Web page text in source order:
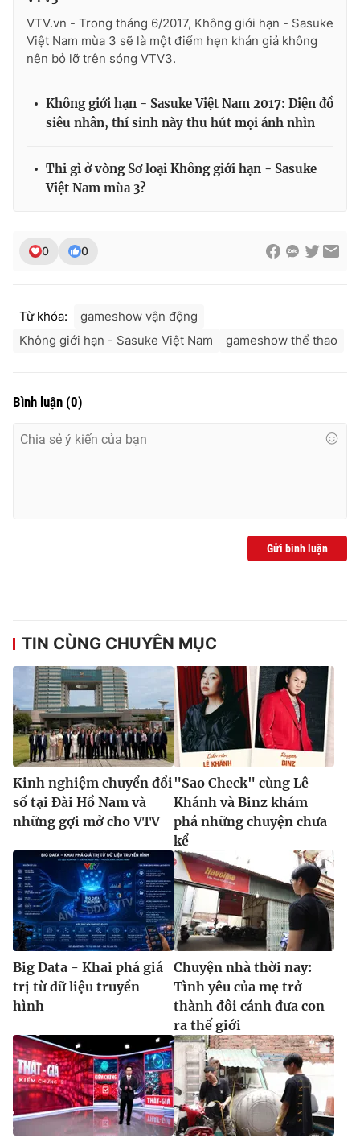
Ðiện thoại Thời báo VTV:
Email:toasoan@vtv.vn
Liên hệ quảng cáo:024-7300.7108
thông tin từ website này.
VTV.vn - Trong tháng 6/2017, Không giới hạn - Sasuke
Việt Nam mùa 3 sẽ là một điểm hẹn khán giả không
nên bỏ lỡ trên sóng VTV3.
Không giới hạn - Sasuke Việt Nam 2017: Diện đồ
siêu nhân, thí sinh này thu hút mọi ánh nhìn
Thi gì ở vòng Sơ loại Không giới hạn - Sasuke
Việt Nam mùa 3?
0 0
Từ khóa:
gameshow vận động
Không giới hạn - Sasuke Việt Nam
gameshow thể thao
Bình luận (0)
Gửi bình luận
TIN CÙNG CHUYÊN MỤC
Kinh nghiệm chuyển đổi
số tại Đài Hồ Nam và
những gợi mở cho VTV
"Sao Check" cùng Lê
Khánh và Binz khám
phá những chuyện chưa
kể
Big Data - Khai phá giá
trị từ dữ liệu truyền
hình
Chuyện nhà thời nay:
Tình yêu của mẹ trở
thành đôi cánh đưa con
ra thế giới